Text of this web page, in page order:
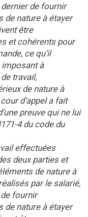
de fournir
de nature à étayer
être
et cohérents pour
ce qu’il
imposant à
travail,
de nature à
d’appel a fait
preuve qui ne lui
4 du code du
effectuées
deux parties et
de nature à
par le salarié,
fournir
de nature à étayer